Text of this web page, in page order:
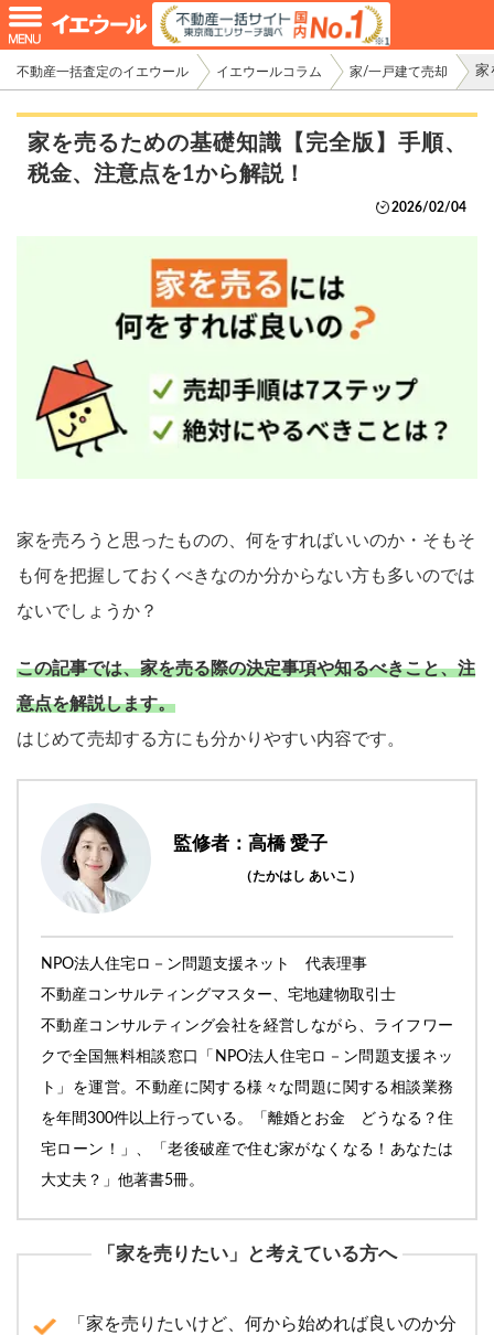
不動産一括査定のイエウール イエウールコラム 家/一戸建て売却 家
家を売るための基礎知識【完全版】手順、
税金、注意点を1から解説！
2026/02/04
家を売ろうと思ったものの、何をすればいいのか・そもそ
も何を把握しておくべきなのか分からない方も多いのでは
ないでしょうか？
この記事では、家を売る際の決定事項や知るべきこと、注
意点を解説します。
はじめて売却する方にも分かりやすい内容です。
監修者：高橋 愛子
（たかはし あいこ）
NPO法人住宅ロ－ン問題支援ネット 代表理事
不動産コンサルティングマスター、宅地建物取引士
不動産コンサルティング会社を経営しながら、ライフワー
クで全国無料相談窓口「NPO法人住宅ロ－ン問題支援ネッ
ト」を運営。不動産に関する様々な問題に関する相談業務
を年間300件以上行っている。「離婚とお金 どうなる？住
宅ローン！」、「老後破産で住む家がなくなる！あなたは
大丈夫？」他著書5冊。
「家を売りたい」と考えている方へ
「家を売りたいけど、何から始めれば良いのか分